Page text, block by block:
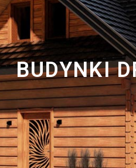
BUDYNKI